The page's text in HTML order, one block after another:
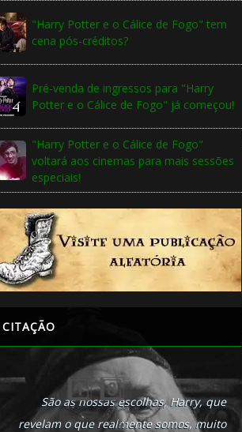
"Harry Potter e o Cálice de Fogo" tem
cena pós-créditos?
Pré-venda de ingressos para "Harry
Potter e o Cálice de Fogo" já começou!
"Harry Potter e o Cálice de Fogo"
voltará aos cinemas para mais sessões
especiais!
CITAÇÃO
São as nossas escolhas, Harry, que
revelam o que realmente somos, muito